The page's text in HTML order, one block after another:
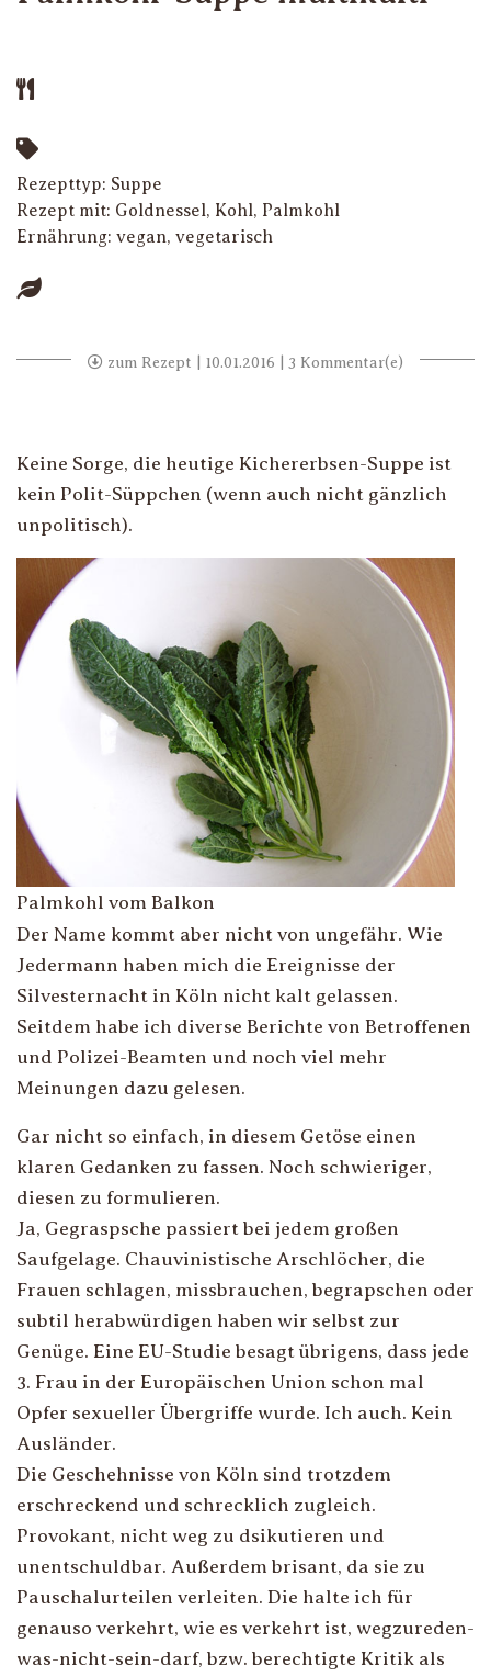
Rezepttyp: Suppe
Rezept mit: Goldnessel, Kohl, Palmkohl
Ernährung: vegan, vegetarisch
zum Rezept | 10.01.2016 | 3 Kommentar(e)
Keine Sorge, die heutige Kichererbsen-Suppe ist
kein Polit-Süppchen (wenn auch nicht gänzlich
unpolitisch).
Palmkohl vom Balkon
Der Name kommt aber nicht von ungefähr. Wie
Jedermann haben mich die Ereignisse der
Silvesternacht in Köln nicht kalt gelassen.
Seitdem habe ich diverse Berichte von Betroffenen
und Polizei-Beamten und noch viel mehr
Meinungen dazu gelesen.
Gar nicht so einfach, in diesem Getöse einen
klaren Gedanken zu fassen. Noch schwieriger,
diesen zu formulieren.
Ja, Gegraspsche passiert bei jedem großen
Saufgelage. Chauvinistische Arschlöcher, die
Frauen schlagen, missbrauchen, begrapschen oder
subtil herabwürdigen haben wir selbst zur
Genüge. Eine EU-Studie besagt übrigens, dass jede
3. Frau in der Europäischen Union schon mal
Opfer sexueller Übergriffe wurde. Ich auch. Kein
Ausländer.
Die Geschehnisse von Köln sind trotzdem
erschreckend und schrecklich zugleich.
Provokant, nicht weg zu dsikutieren und
unentschuldbar. Außerdem brisant, da sie zu
Pauschalurteilen verleiten. Die halte ich für
genauso verkehrt, wie es verkehrt ist, wegzureden-
was-nicht-sein-darf, bzw. berechtigte Kritik als